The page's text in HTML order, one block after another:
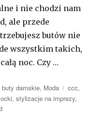
i nie chodzi nam
ale przede
butów nie
wszystkim takich,
noc. Czy …
Kategorie
buty damskie, Moda Tagi
ccc,
,stylizacje na imprezy,